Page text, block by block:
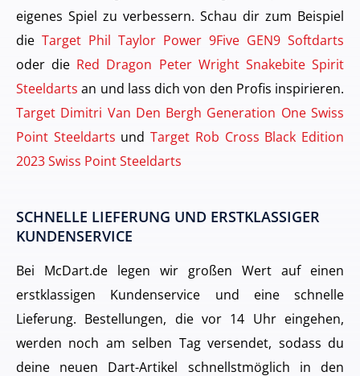
eigenes Spiel zu verbessern. Schau dir zum Beispiel
die Target Phil Taylor Power 9Five GEN9 Softdarts
oder die Red Dragon Peter Wright Snakebite Spirit
Steeldarts an und lass dich von den Profis inspirieren.
Target Dimitri Van Den Bergh Generation One Swiss
Point Steeldarts undTarget Rob Cross Black Edition
2023 Swiss Point Steeldarts
SCHNELLE LIEFERUNG UND ERSTKLASSIGER
KUNDENSERVICE
Bei McDart.de legen wir großen Wert auf einen
erstklassigen Kundenservice und eine schnelle
Lieferung. Bestellungen, die vor 14 Uhr eingehen,
werden noch am selben Tag versendet, sodass du
deine neuen Dart-Artikel schnellstmöglich in den